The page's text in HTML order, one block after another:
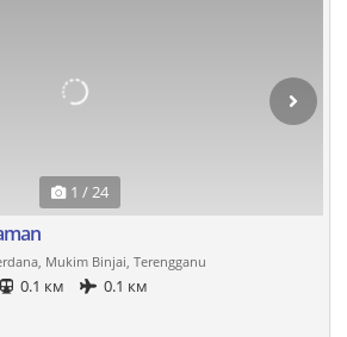
1 / 24
Mukim Binjai, Terengganu
0.1 км
0.1 км